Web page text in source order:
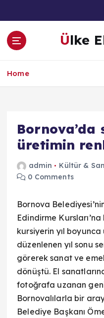
a
Ülke
Home
Bornova’da
üretimin
admin Kültür &
0 Comments
Bornova
Edindirme
kursiyerin yıl
düzenlenen yıl sonu
görerek sanat ve
dönüştü. El
fotoğrafa uzanan
Bornovalılarla bir
Belediye Başkanı